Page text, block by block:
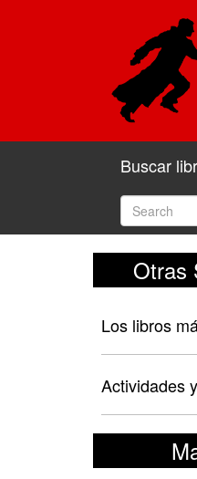
Buscar
Otras
Los libros
Actividades